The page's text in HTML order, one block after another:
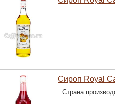
Сироп Royal
Страна